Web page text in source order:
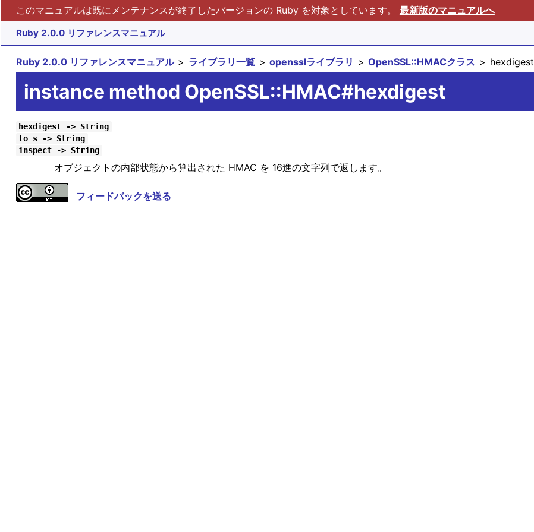
このマニュアルは既にメンテナンスが終了したバージョンの Ruby を対象としています。 最新版のマニュアルへ
Ruby 2.0.0 リファレンスマニュアル
Ruby 2.0.0 リファレンスマニュアル ライブラリ一覧 opensslライブラリ OpenSSL::HMACクラス hexdigest
instance method OpenSSL::HMAC#hexdigest
hexdigest -> String
to_s -> String
inspect -> String
オブジェクトの内部状態から算出された HMAC を 16進の文字列で返します。
フィードバックを送る